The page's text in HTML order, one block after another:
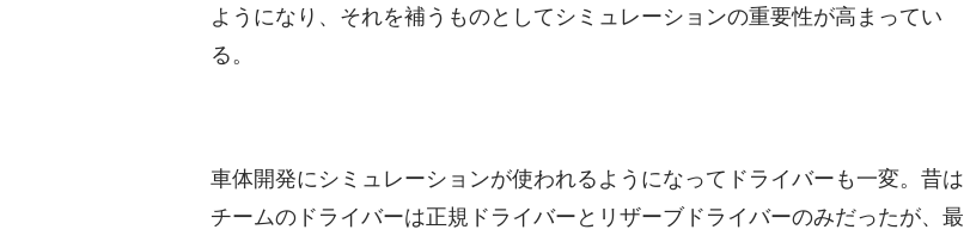
ようになり、それを補うものとしてシミュレーションの重要性が高まってい
る。
車体開発にシミュレーションが使われるようになってドライバーも一変。昔は
チームのドライバーは正規ドライバーとリザーブドライバーのみだったが、最